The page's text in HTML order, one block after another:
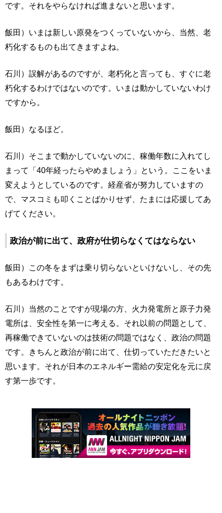
です。それをやらなければ進まないと思います。
飯田）いまは新しい原発をつくっていないから、当然、老
朽化するものも出てきますよね。
石川）誤解があるのですが、老朽化と言っても、すぐに老
朽化するわけではないのです。いまは動かしていないわけ
ですから。
飯田）なるほど。
石川）そこまで動かしていないのに、稼働年数に入れてし
まって「40年経ったらやめましょう」という。ここをいま
変えようとしているのです。経産省が努力していますの
で、マスコミも叩くことばかりせず、たまには応援してあ
げてください。
政治が前に出て、政府が仕切らなくてはならない
飯田）この冬をまずは乗り切らないといけないし、その先
もあるわけです。
石川）当然のことですが現場の方、火力発電所と原子力発
電所は、安全性を第一に考える。それ以前の問題として、
再稼働できていないのは技術の問題ではなく、政治の問題
です。きちんと政治が前に出て、仕切っていただきたいと
思います。それが日本のエネルギー需給の安定化を元に戻
す第一歩です。